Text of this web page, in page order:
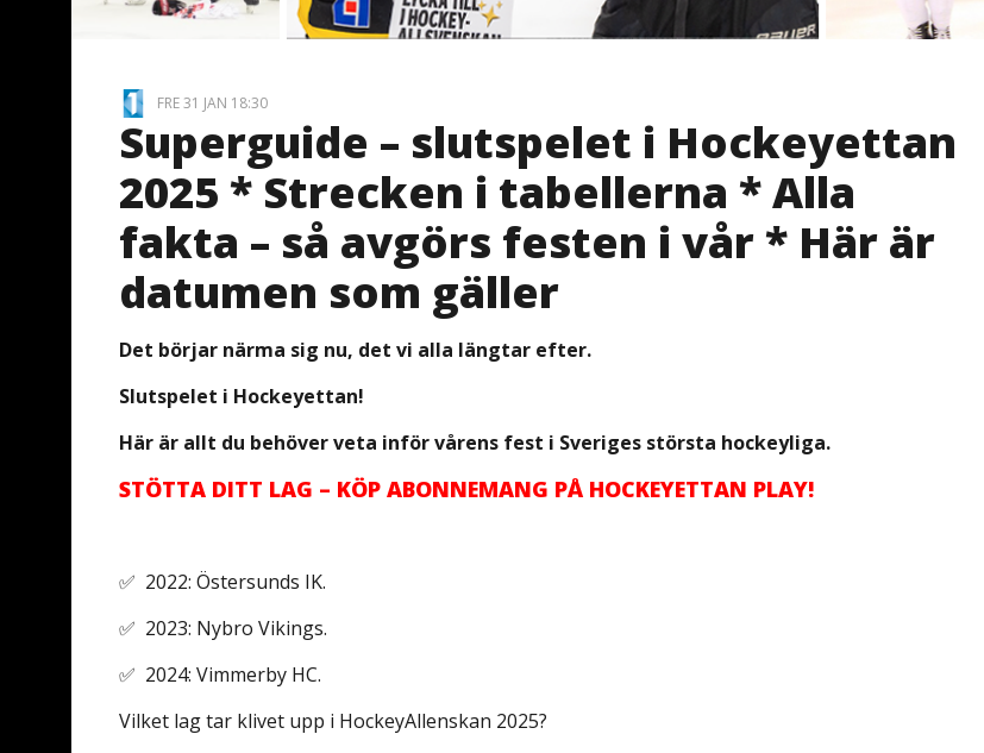
FRE 31 JAN 18:30
Superguide – slutspelet i Hockeyettan
2025 * Strecken i tabellerna * Alla
fakta – så avgörs festen i vår * Här är
datumen som gäller
Det börjar närma sig nu, det vi alla längtar efter.
Slutspelet i Hockeyettan!
Här är allt du behöver veta inför vårens fest i Sveriges största hockeyliga.
STÖTTA DITT LAG – KÖP ABONNEMANG PÅ HOCKEYETTAN PLAY!
✅ 2022: Östersunds IK.
✅ 2023: Nybro Vikings.
✅ 2024: Vimmerby HC.
Vilket lag tar klivet upp i HockeyAllenskan 2025?